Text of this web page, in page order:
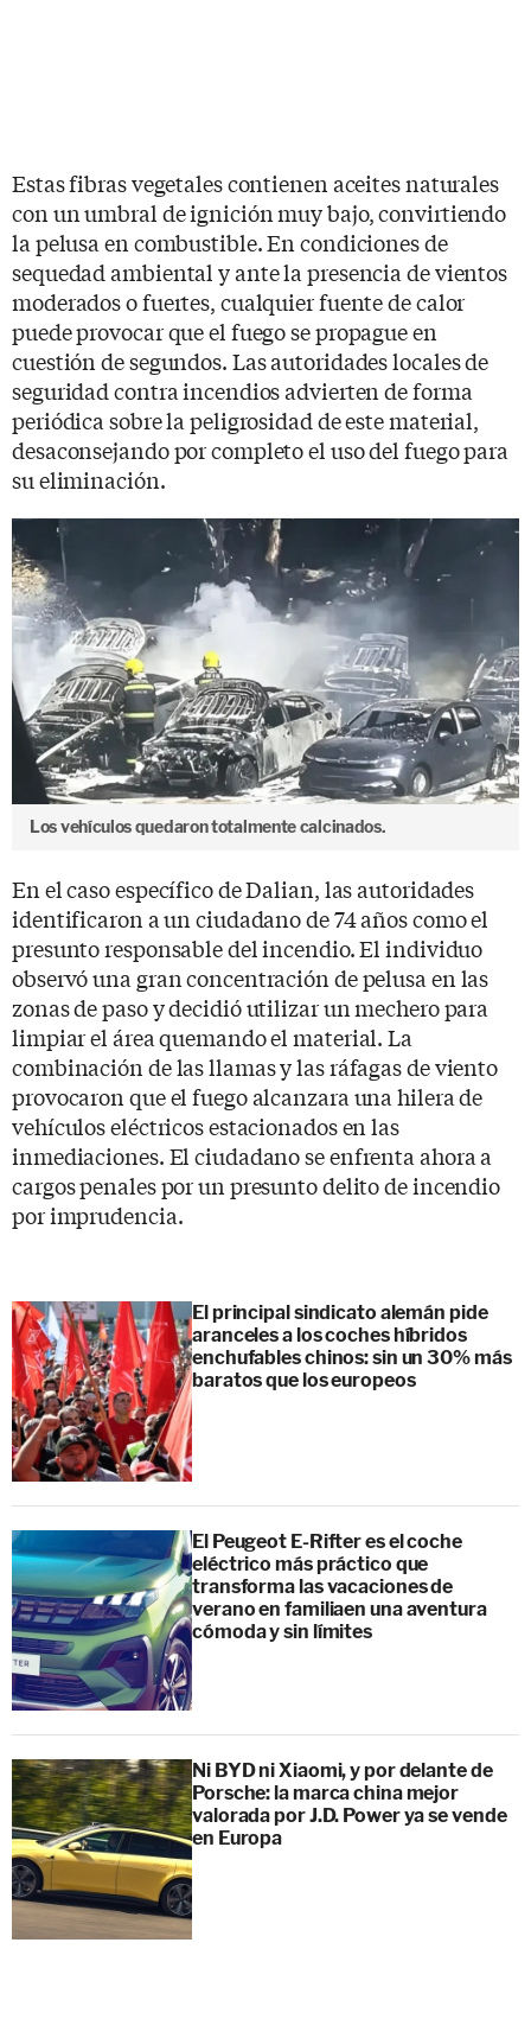
Estas fibras vegetales contienen aceites naturales
con un umbral de ignición muy bajo, convirtiendo
la pelusa en combustible. En condiciones de
sequedad ambiental y ante la presencia de vientos
moderados o fuertes, cualquier fuente de calor
puede provocar que el fuego se propague en
cuestión de segundos. Las autoridades locales de
seguridad contra incendios advierten de forma
periódica sobre la peligrosidad de este material,
desaconsejando por completo el uso del fuego para
su eliminación.
Los vehículos quedaron totalmente calcinados.
En el caso específico de Dalian, las autoridades
identificaron a un ciudadano de 74 años como el
presunto responsable del incendio. El individuo
observó una gran concentración de pelusa en las
zonas de paso y decidió utilizar un mechero para
limpiar el área quemando el material. La
combinación de las llamas y las ráfagas de viento
provocaron que el fuego alcanzara una hilera de
vehículos eléctricos estacionados en las
inmediaciones. El ciudadano se enfrenta ahora a
cargos penales por un presunto delito de incendio
por imprudencia.
El principal sindicato alemán pide
aranceles a los coches híbridos
enchufables chinos: sin un 30% más
baratos que los europeos
El Peugeot E-Rifter es el coche
eléctrico más práctico que
transforma las vacaciones de
verano en familiaen una aventura
cómoda y sin límites
Ni BYD ni Xiaomi, y por delante de
Porsche: la marca china mejor
valorada por J.D. Power ya se vende
en Europa